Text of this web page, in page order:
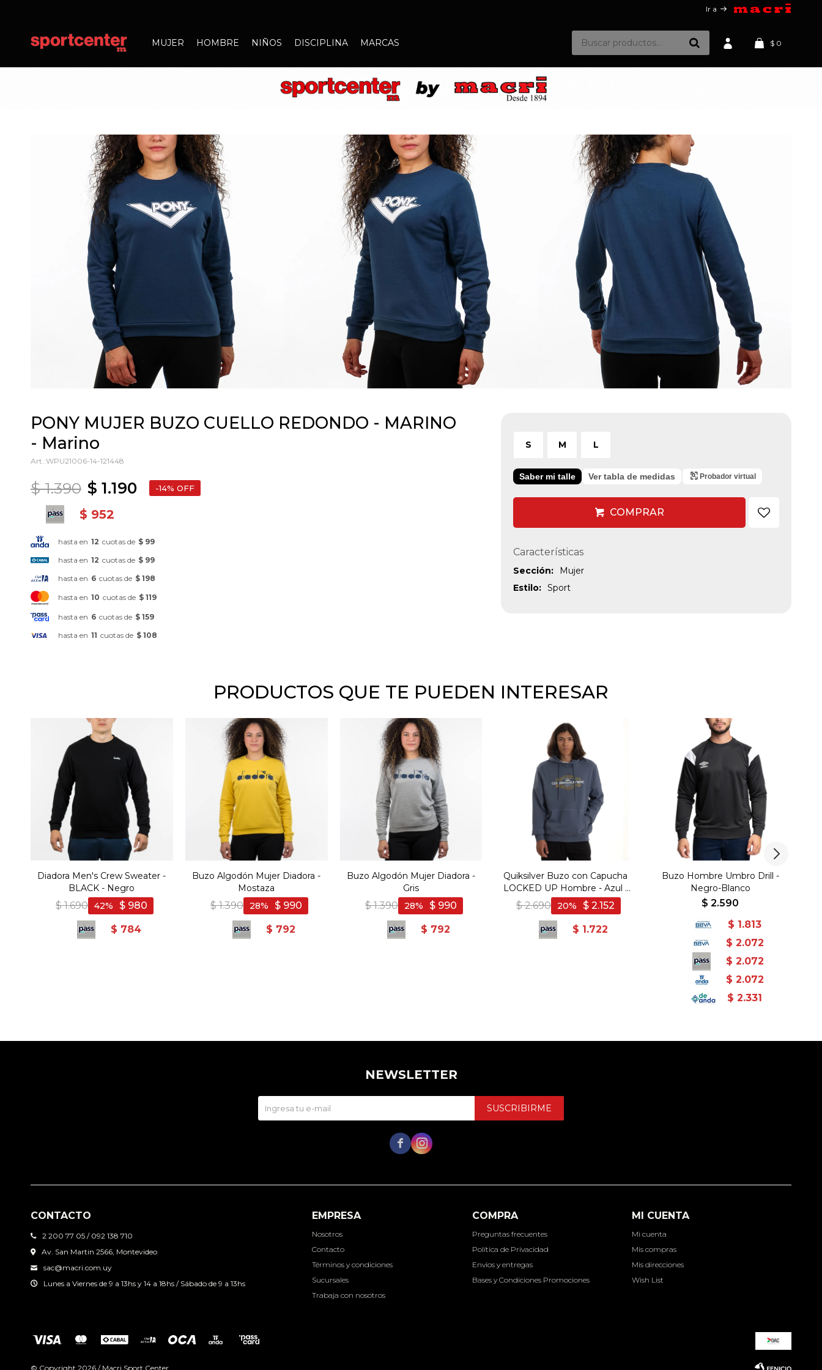
MUJER HOMBRE NIÑOS DISCIPLINA MARCAS $ 0
Ir a
PONY MUJER BUZO CUELLO REDONDO - MARINO
- Marino
WPU21006-14-121448
$ 1.190
$ 1.390 14
$ 952
hasta en 12 cuotas de $ 99
hasta en 12 cuotas de $ 99
hasta en 6 cuotas de $ 198
hasta en 10 cuotas de $ 119
hasta en 6 cuotas de $ 159
hasta en 11 cuotas de $ 108
S M L
Saber mi talle Ver tabla de medidas Probador virtual
COMPRAR
Características
Sección
Mujer
Estilo
Sport
PRODUCTOS QUE TE PUEDEN INTERESAR
Diadora Men's Crew Sweater -
BLACK - Negro
$ 1.690 $ 980
42
$ 784
Buzo Algodón Mujer Diadora -
Mostaza
$ 1.390 $ 990
28
$ 792
Buzo Algodón Mujer Diadora -
Gris
$ 1.390 $ 990
28
$ 792
Quiksilver Buzo con Capucha
LOCKED UP Hombre - Azul -
Azul
$ 2.690 $ 2.152
20
$ 1.722
Buzo Hombre Umbro Drill -
Negro-Blanco
$ 2.590
$ 1.813
$ 2.072
$ 2.072
$ 2.072
$ 2.331
CONTACTO
2 200 77 05 / 092 138 710
Av. San Martin 2566, Montevideo
sac@macri.com.uy
Lunes a Viernes de 9 a 13hs y 14 a 18hs / Sábado de 9 a 13hs
EMPRESA
Nosotros
Contacto
Términos y condiciones
Sucursales
Trabaja con nosotros
COMPRA
Preguntas frecuentes
Política de Privacidad
Envíos y entregas
Bases y Condiciones Promociones
MI CUENTA
Mi cuenta
Mis compras
Mis direcciones
Wish List
NEWSLETTER
SUSCRIBIRME
 
© Copyright 2026 / Macri Sport Center